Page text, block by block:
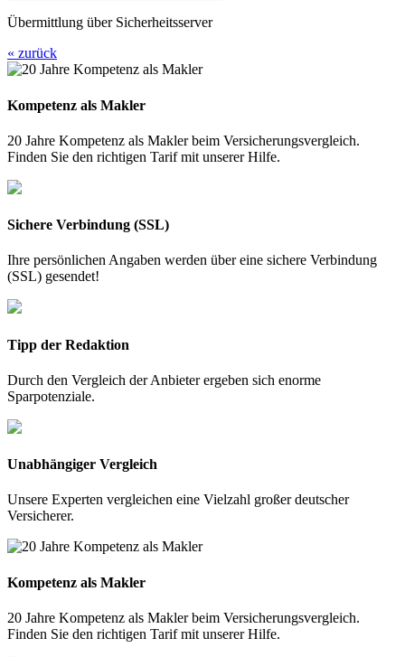
Übermittlung über Sicherheitsserver
« zurück
Kompetenz als Makler
20 Jahre Kompetenz als Makler beim Versicherungsvergleich.
Finden Sie den richtigen Tarif mit unserer Hilfe.
Sichere Verbindung (SSL)
Ihre persönlichen Angaben werden über eine sichere Verbindung
(SSL) gesendet!
Tipp der Redaktion
Durch den Vergleich der Anbieter ergeben sich enorme
Sparpotenziale.
Unabhängiger Vergleich
Unsere Experten vergleichen eine Vielzahl großer deutscher
Versicherer.
Kompetenz als Makler
20 Jahre Kompetenz als Makler beim Versicherungsvergleich.
Finden Sie den richtigen Tarif mit unserer Hilfe.